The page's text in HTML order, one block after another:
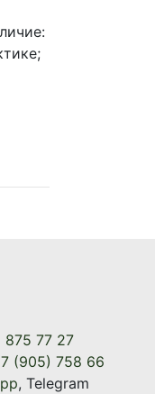
875 77 27
(905) 758 66
, Telegram